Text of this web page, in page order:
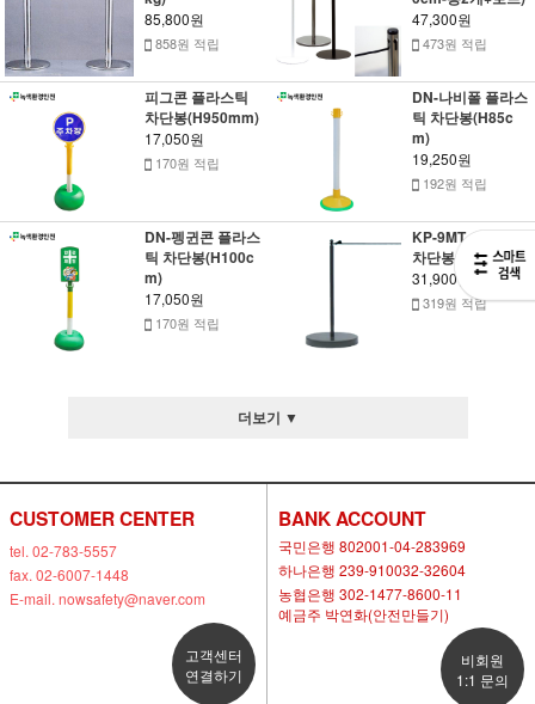
85,800원
858원 적립
47,300원
473원 적립
피그콘 플라스틱
차단봉(H950mm)
17,050원
170원 적립
DN-나비폴 플라스
틱 차단봉(H85c
m)
19,250원
192원 적립
DN-펭귄콘 플라스
틱 차단봉(H100c
m)
17,050원
170원 적립
KP-9MT 스틸 미니
차단봉(H40cm)
31,900원
319원 적립
더보기 ▼
CUSTOMER CENTER
tel. 02-783-5557
fax. 02-6007-1448
E-mail. nowsafety@naver.com
고객센터
연결하기
BANK ACCOUNT
국민은행 802001-04-283969
하나은행 239-910032-32604
농협은행 302-1477-8600-11
예금주 박연화(안전만들기)
비회원
1:1 문의